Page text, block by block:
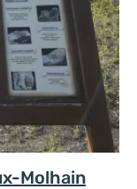
Molhain